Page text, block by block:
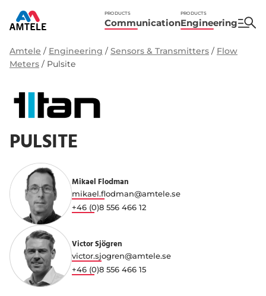
PRODUCTS
Communication
PRODUCTS
Engineering
Amtele / Engineering / Sensors & Transmitters / Flow
Meters / Pulsite
PULSITE
Mikael Flodman
mikael.flodman@amtele.se
+46 (0)8 556 466 12
Victor Sjögren
victor.sjogren@amtele.se
+46 (0)8 556 466 15